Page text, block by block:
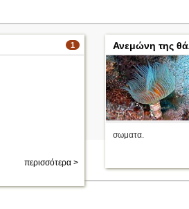
1
περισσότερα >
Ανεμώνη της
σωματα.